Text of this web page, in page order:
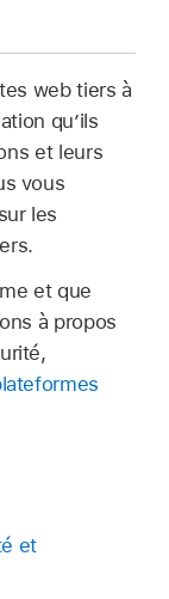
web tiers à
qu’ils
et leurs
vous
les
et que
à propos
et